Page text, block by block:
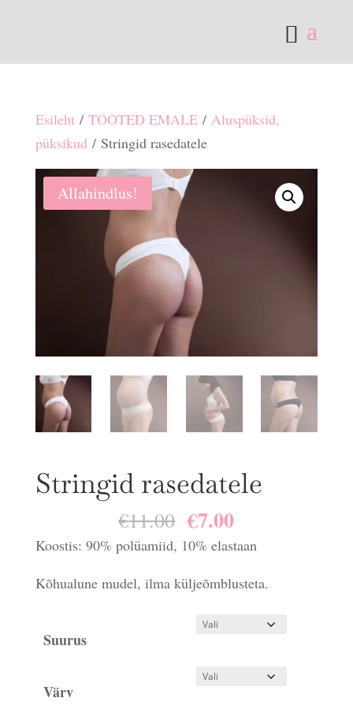
Esileht/ TOOTED EMALE/ Aluspüksid,
püksikud/ Stringid rasedatele
Allahindlus!
Stringid rasedatele
€11.00 Algne
hind
€11.00.
€7.00Praegune
hind
€7.00.
Koostis: 90% polüamiid, 10% elastaan
Kõhualune mudel, ilma küljeõmblusteta.
Suurus
Värv